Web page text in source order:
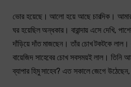
ভোর হয়েছে। আলো হয়ে আছে চারদিক। আমার
ঘর হয়েছিল অন্ধকার। বারান্দায় এসে দেখি,
দাঁড়িয়ে দাঁত মাজছেন। তাঁর চোখ টকটকে লাল।
বায়েজিদ সাহেবের চোখ সবসময়ই লাল। তিনি
ব্যাপার হিমু সাহেব? এত সকালে জেগে উঠেছেন,